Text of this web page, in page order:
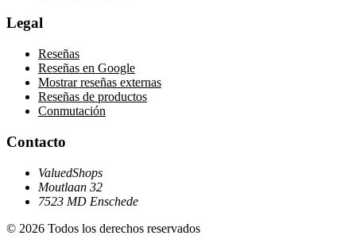
Legal
Reseñas
Reseñas en Google
Mostrar reseñas externas
Reseñas de productos
Conmutación
Contacto
ValuedShops
Moutlaan 32
7523 MD Enschede
© 2026 Todos los derechos reservados